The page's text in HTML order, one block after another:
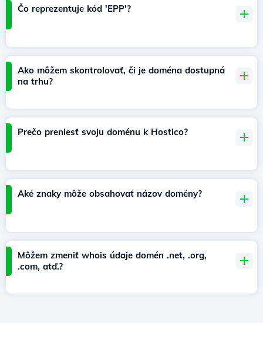
Čo reprezentuje kód 'EPP'?
Ako môžem skontrolovať, či je doména dostupná
na trhu?
Prečo preniesť svoju doménu k Hostico?
Aké znaky môže obsahovať názov domény?
Môžem zmeniť whois údaje domén .net, .org,
.com, atď.?